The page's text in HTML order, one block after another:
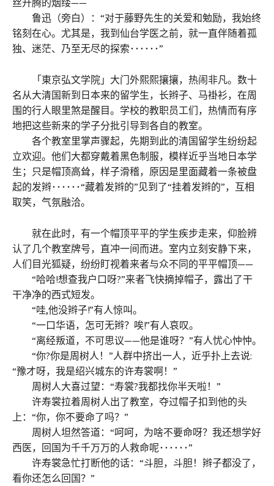
鲁迅（旁白）：“对于藤野先生的关爱和勉励，我始终
铭刻在心。尤其是，我到仙台学医之前，就一直伴随着孤
独、迷茫、乃至无尽的探索･･････”
「東京弘文学院」大门外熙熙攘攘，热闹非凡。数十
名从大清国新到日本来的留学生，长辫子、马褂衫，在周
围的行人眼里煞是醒目。学校的教职员工们，热情而有序
地把这些新来的学子分批引导到各自的教室。
各个教室里掌声骤起，先期到此的清国留学生纷纷起
立欢迎。他们大都穿戴着黑色制服，模样近乎当地日本学
生；只是帽顶高耸，样子滑稽，原因是里面藏着一条被盘
起的发辫･･････“藏着发辫的”见到了“挂着发辫的”，互相
取笑，气氛融洽。
就在此时，有一个帽顶平平的学生疾步走来，仰脸辨
认了几个教室牌号，直冲一间而进。室内立刻安静下来，
人们目光狐疑，纷纷盯视着来者与众不同的平平帽顶——
“哈哈!想查我户口呀?”来者飞快摘掉帽子，露出了干
干净净的西式短发。
“哇,他没辫子!”有人惊叫。
“一口华语，怎可无辫？唉!”有人哀叹。
“离经叛道，不可思议——他是谁呀？”有人忧心忡忡。
“你?你是周树人！”人群中挤出一人，近乎扑上去说:
“豫才呀，我是绍兴城东的许寿裳啊！”
周树人大喜过望：“寿裳?我都找你半天啦！”
许寿裳拉着周树人出了教室，夺过帽子扣到他的头
上：“你，你不要命了吗？”
周树人坦然答道：“呵呵，为啥不要命呀？我还想学好
西医，回国为千千万万的人救命呢･･････”
许寿裳急忙打断他的话：“斗胆，斗胆！辫子都没了，
看你还怎么回国？”